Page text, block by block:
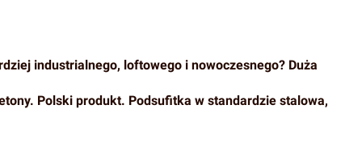
industrialnego, loftowego i nowoczesnego? Duża
Polski produkt. Podsufitka w standardzie stalowa,